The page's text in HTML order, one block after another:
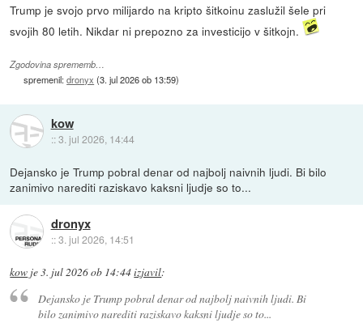
Trump je svojo prvo milijardo na kripto šitkoinu zaslužil šele pri
svojih 80 letih. Nikdar ni prepozno za investicijo v šitkojn.
Zgodovina sprememb…
spremenil:dronyx (3. jul 2026 ob 13:59)
kow
::3. jul 2026, 14:44
Dejansko je Trump pobral denar od najbolj naivnih ljudi. Bi bilo
zanimivo narediti raziskavo kaksni ljudje so to...
dronyx
::3. jul 2026, 14:51
kow je3. jul 2026 ob 14:44izjavil:
Dejansko je Trump pobral denar od najbolj naivnih ljudi. Bi
bilo zanimivo narediti raziskavo kaksni ljudje so to...